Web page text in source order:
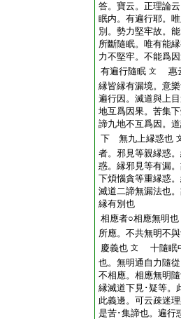
答。寶云。正理論
眠内。有遍行耶。
別。勢力堅牢故。
所斷隨眠。唯有能
力不堅牢。不能爲
有遍行隨眠 文
惠
縁皆縁有漏境。意
遍行因。滅道與上
地互爲因果。苦集
諦九地不互爲因。
下 無九上縁惑也
者。邪見等親縁惑
惑。縁邪見等有漏
下煩惱貪等重縁惑
滅道二諦無漏法也
縁有別也
相應者○相應無明也
所應。不共無明不
慶義也 文
十隨眠
也。無明通自力隨
不相應。相應無明
縁滅道下見･疑等。
此義邊。可云疎迷
是苦･集諦也。遍行